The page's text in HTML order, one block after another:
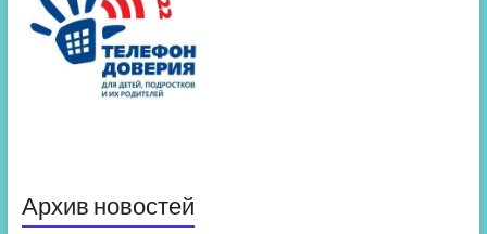
Архив новостей